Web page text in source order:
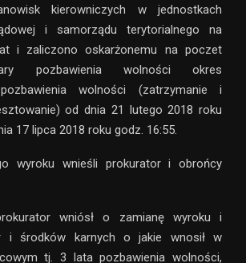
kierowniczych w jednostkach
i samorządu terytorialnego na
i zaliczono oskarżonemu na poczet
pozbawienia wolności okres
wolności (zatrzymanie i
od dnia 21 lutego 2018 roku
17 lipca 2018 roku godz. 16:55.
wyroku wnieśli prokurator i obrońcy
wniósł o zamianę wyroku i
i środków karnych o jakie wnosił w
tj. 3 lata pozbawienia wolności,